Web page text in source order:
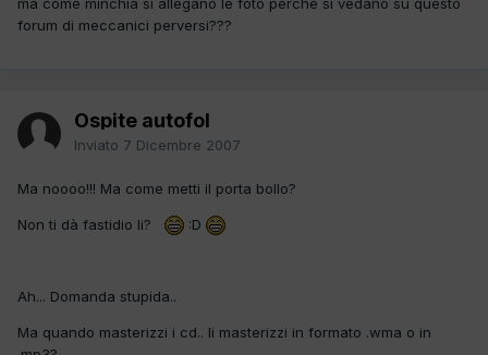
forum di meccanici perversi???
Ospite autofol
Inviato 7 Dicembre 2007
Ma noooo!!! Ma come metti il porta bollo?
Non ti dà fastidio li? :D
Ah... Domanda stupida..
Ma quando masterizzi i cd.. li masterizzi in formato .wma o in